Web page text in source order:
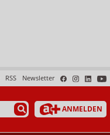
Newsletter
RSS
ANMELDEN